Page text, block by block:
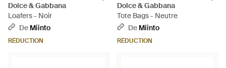
Dolce & Gabbana
Loafers - Noir
De Miinto
RÉDUCTION
Dolce & Gabbana
Tote Bags - Neutre
De Miinto
RÉDUCTION